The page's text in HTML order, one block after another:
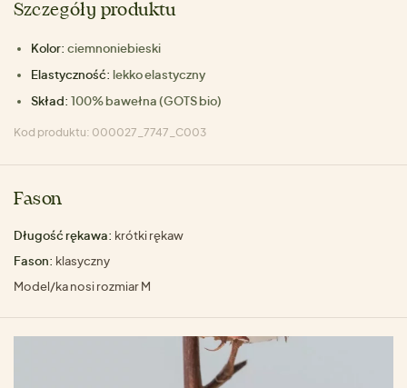
Szczegóły produktu
Kolor: ciemnoniebieski
Elastyczność: lekko elastyczny
Skład: 100% bawełna (GOTS bio)
Kod produktu: 000027_7747_C003
Fason
Długość rękawa: krótki rękaw
Fason: klasyczny
Model/ka nosi rozmiar M